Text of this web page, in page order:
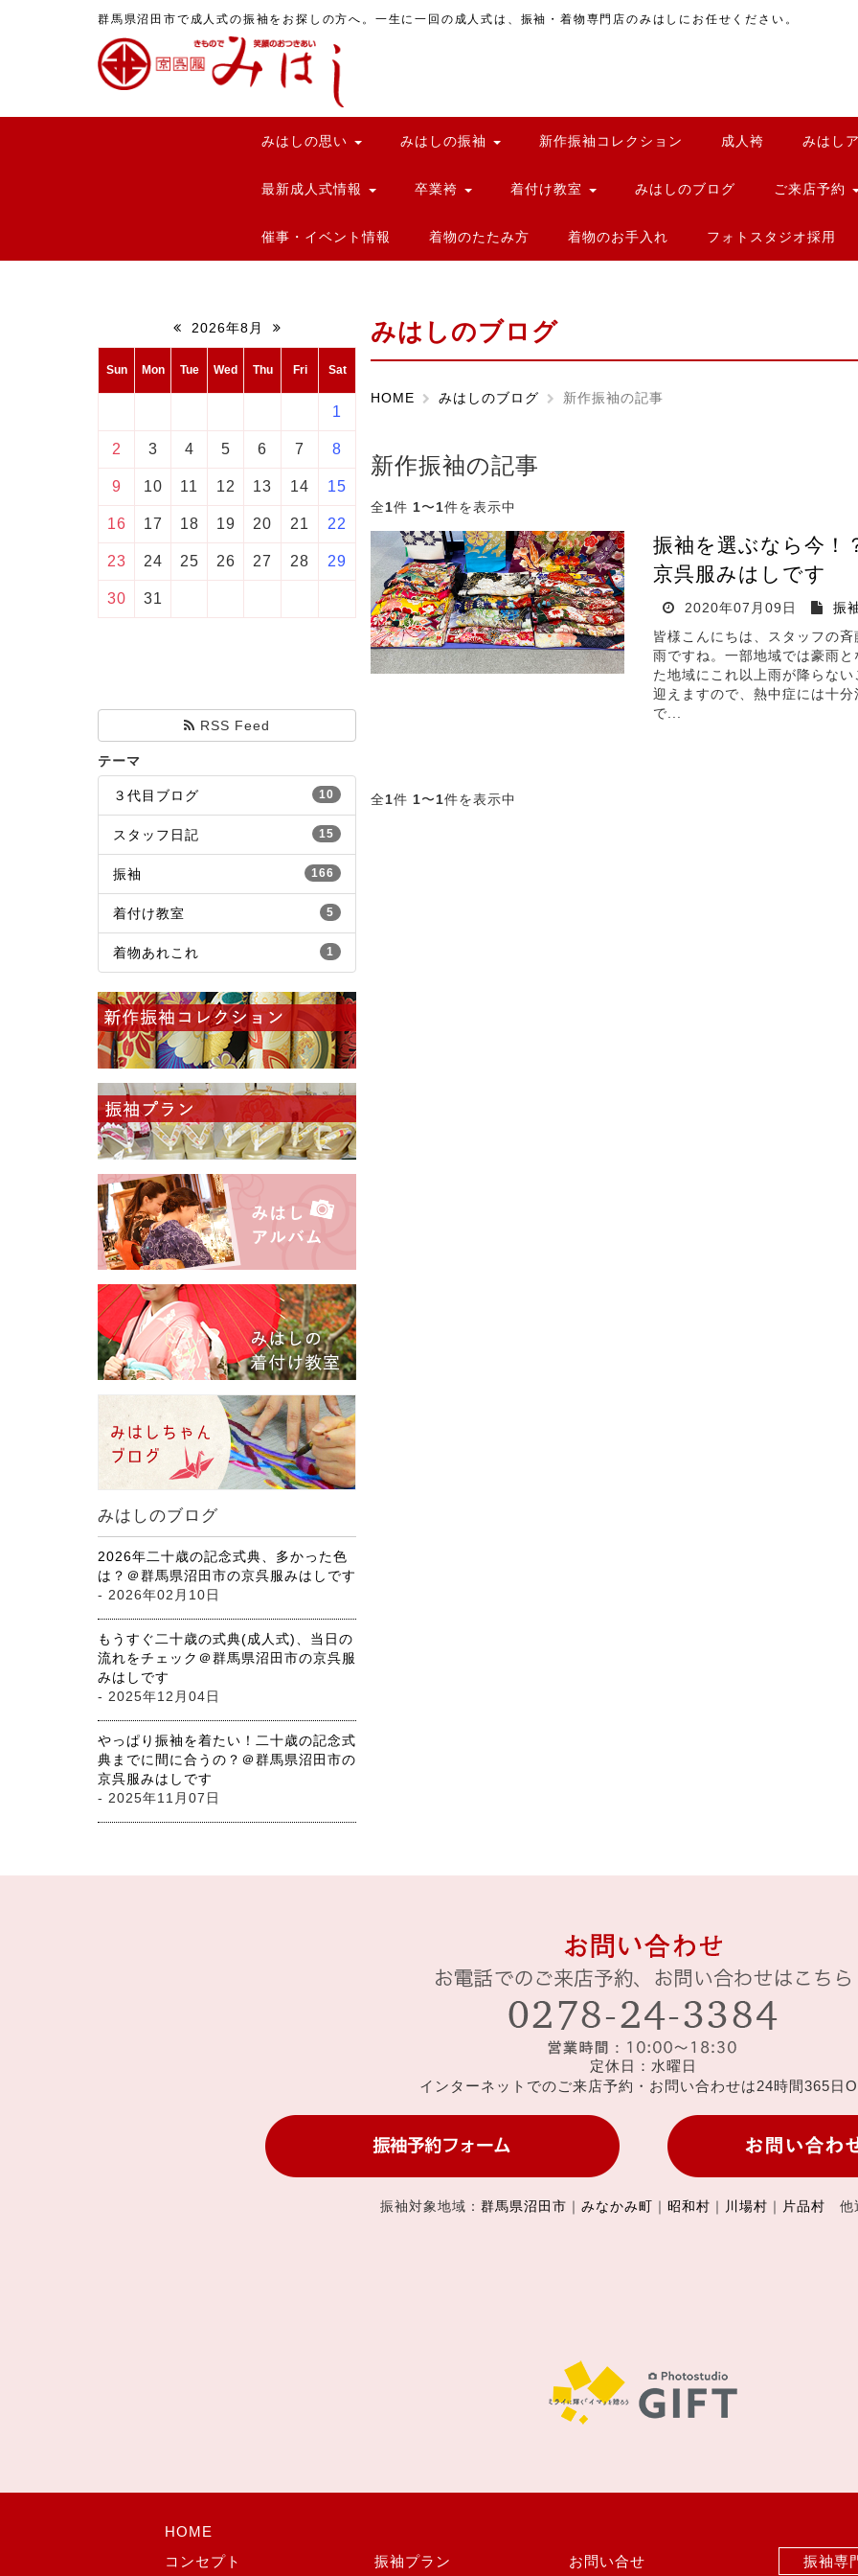
群馬県沼田市で成人式の振袖をお探しの方へ。一生に一回の成人式は、振袖・着物専門店のみはしにお任せください。
みはしの思い みはしの振袖 新作振袖コレクション 成人袴 みはし
最新成人式情報 卒業袴 着付け教室 みはしのブログ ご来店予約
催事・イベント情報 着物のたたみ方 着物のお手入れ フォトスタジオ採用
2026年8月
Sun Mon Tue Wed Thu Fri Sat
1
2 3 4 5 6 7 8
9 10 11 12 13 14 15
16 17 18 19 20 21 22
23 24 25 26 27 28 29
30 31
RSS Feed
テーマ
10
３代目ブログ
15
スタッフ日記
166
振袖
5
着付け教室
1
着物あれこれ
みはしのブログ
2026年二十歳の記念式典、多かった色
は？＠群馬県沼田市の京呉服みはしです
- 2026年02月10日
もうすぐ二十歳の式典(成人式)、当日の
流れをチェック＠群馬県沼田市の京呉服
みはしです
- 2025年12月04日
やっぱり振袖を着たい！二十歳の記念式
典までに間に合うの？＠群馬県沼田市の
京呉服みはしです
- 2025年11月07日
みはしのブログ
HOME みはしのブログ 新作振袖の記事
新作振袖の記事
全1件 1〜1件を表示中
振袖を選ぶなら今！
京呉服みはしです
2020年07月09日
振
皆様こんにちは、スタッフの
雨ですね。一部地域では豪雨
た地域にこれ以上雨が降らな
迎えますので、熱中症には十
で...
全1件 1〜1件を表示中
定休日：水曜日
インターネットでのご来店予約・お問い合わせは24時間365日
振袖対象地域： 群馬県沼田市 ｜ みなかみ町 ｜ 昭和村 ｜ 川場村 ｜ 片品村 他
HOME
コンセプト
振袖プラン お問い合せ 振袖専